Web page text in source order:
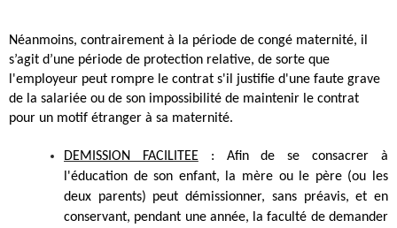
Néanmoins, contrairement à la période de congé maternité, il
s’agit d’une période de protection relative, de sorte que
l'employeur peut rompre le contrat s'il justifie d'une faute grave
de la salariée ou de son impossibilité de maintenir le contrat
pour un motif étranger à sa maternité.
DEMISSION FACILITEE: Afin de se consacrer à
l'éducation de son enfant, la mère ou le père (ou les
deux parents) peut démissionner, sans préavis, et en
conservant, pendant une année, la faculté de demander